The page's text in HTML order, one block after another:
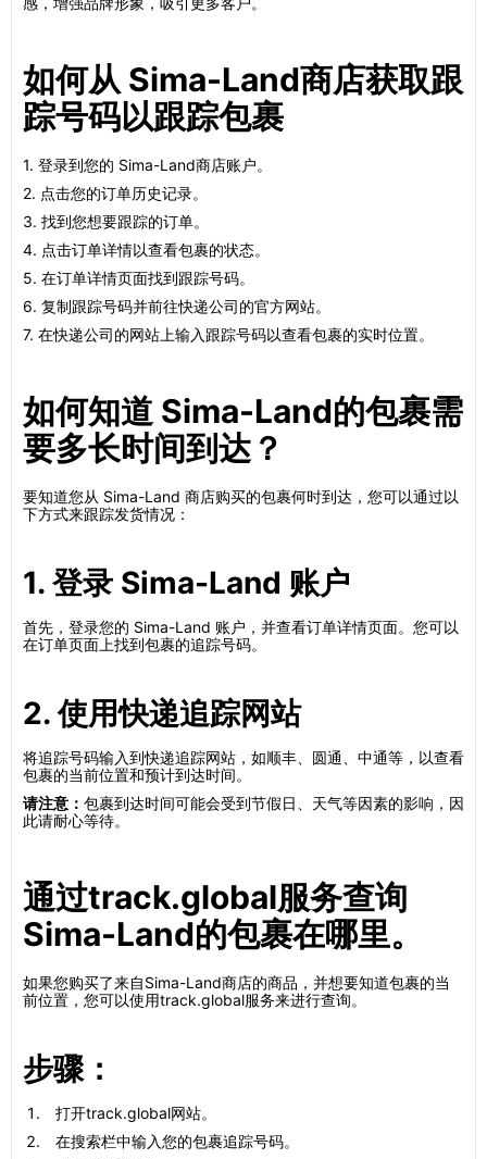
如何从 Sima-Land商店获取跟
踪号码以跟踪包裹
1. 登录到您的 Sima-Land商店账户。
2. 点击您的订单历史记录。
3. 找到您想要跟踪的订单。
4. 点击订单详情以查看包裹的状态。
5. 在订单详情页面找到跟踪号码。
6. 复制跟踪号码并前往快递公司的官方网站。
7. 在快递公司的网站上输入跟踪号码以查看包裹的实时位置。
如何知道 Sima-Land的包裹需
要多长时间到达？
要知道您从 Sima-Land 商店购买的包裹何时到达，您可以通过以
下方式来跟踪发货情况：
1. 登录 Sima-Land 账户
首先，登录您的 Sima-Land 账户，并查看订单详情页面。您可以
在订单页面上找到包裹的追踪号码。
2. 使用快递追踪网站
将追踪号码输入到快递追踪网站，如顺丰、圆通、中通等，以查看
包裹的当前位置和预计到达时间。
请注意： 包裹到达时间可能会受到节假日、天气等因素的影响，因
此请耐心等待。
通过track.global服务查询
Sima-Land的包裹在哪里。
如果您购买了来自Sima-Land商店的商品，并想要知道包裹的当
前位置，您可以使用track.global服务来进行查询。
步骤：
打开track.global网站。
在搜索栏中输入您的包裹追踪号码。